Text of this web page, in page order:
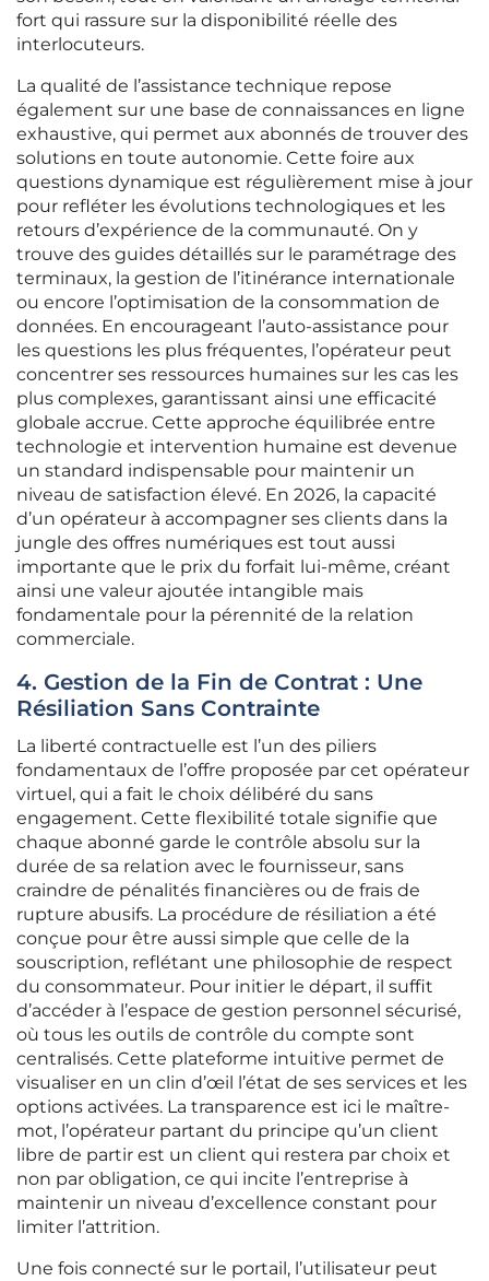
fort qui rassure sur la disponibilité réelle des
interlocuteurs.
La qualité de l’assistance technique repose
également sur une base de connaissances en ligne
exhaustive, qui permet aux abonnés de trouver des
solutions en toute autonomie. Cette foire aux
questions dynamique est régulièrement mise à jour
pour refléter les évolutions technologiques et les
retours d’expérience de la communauté. On y
trouve des guides détaillés sur le paramétrage des
terminaux, la gestion de l’itinérance internationale
ou encore l’optimisation de la consommation de
données. En encourageant l’auto-assistance pour
les questions les plus fréquentes, l’opérateur peut
concentrer ses ressources humaines sur les cas les
plus complexes, garantissant ainsi une efficacité
globale accrue. Cette approche équilibrée entre
technologie et intervention humaine est devenue
un standard indispensable pour maintenir un
niveau de satisfaction élevé. En 2026, la capacité
d’un opérateur à accompagner ses clients dans la
jungle des offres numériques est tout aussi
importante que le prix du forfait lui-même, créant
ainsi une valeur ajoutée intangible mais
fondamentale pour la pérennité de la relation
commerciale.
4. Gestion de la Fin de Contrat : Une
Résiliation Sans Contrainte
La liberté contractuelle est l’un des piliers
fondamentaux de l’offre proposée par cet opérateur
virtuel, qui a fait le choix délibéré du sans
engagement. Cette flexibilité totale signifie que
chaque abonné garde le contrôle absolu sur la
durée de sa relation avec le fournisseur, sans
craindre de pénalités financières ou de frais de
rupture abusifs. La procédure de résiliation a été
conçue pour être aussi simple que celle de la
souscription, reflétant une philosophie de respect
du consommateur. Pour initier le départ, il suffit
d’accéder à l’espace de gestion personnel sécurisé,
où tous les outils de contrôle du compte sont
centralisés. Cette plateforme intuitive permet de
visualiser en un clin d’œil l’état de ses services et les
options activées. La transparence est ici le maître-
mot, l’opérateur partant du principe qu’un client
libre de partir est un client qui restera par choix et
non par obligation, ce qui incite l’entreprise à
maintenir un niveau d’excellence constant pour
limiter l’attrition.
Une fois connecté sur le portail, l’utilisateur peut